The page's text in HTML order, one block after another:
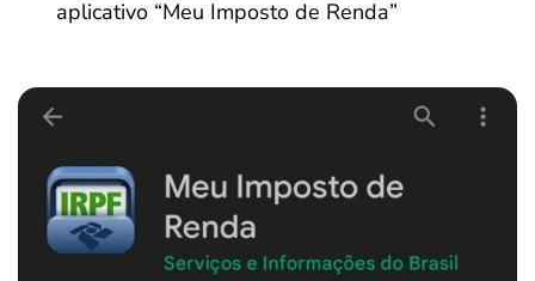
aplicativo “Meu Imposto de Renda”